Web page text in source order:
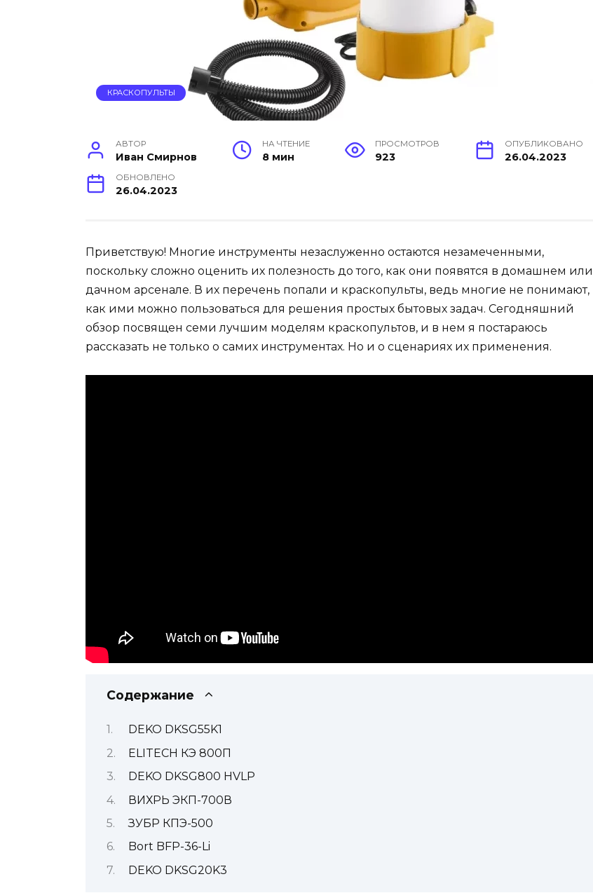
КРАСКОПУЛЬТЫ
АВТОР
Иван Смирнов
НА ЧТЕНИЕ
8 мин
ПРОСМОТРОВ
923
ОПУБЛИКОВАНО
26.04.2023
ОБНОВЛЕНО
26.04.2023
Приветствую! Многие инструменты незаслуженно остаются незамеченными,
поскольку сложно оценить их полезность до того, как они появятся в домашнем или
дачном арсенале. В их перечень попали и краскопульты, ведь многие не понимают,
как ими можно пользоваться для решения простых бытовых задач. Сегодняшний
обзор посвящен семи лучшим моделям краскопультов, и в нем я постараюсь
рассказать не только о самих инструментах. Но и о сценариях их применения.
Содержание
DEKO DKSG55K1
ELITECH КЭ 800П
DEKO DKSG800 HVLP
ВИХРЬ ЭКП-700В
ЗУБР КПЭ-500
Bort BFP-36-Li
DEKO DKSG20K3